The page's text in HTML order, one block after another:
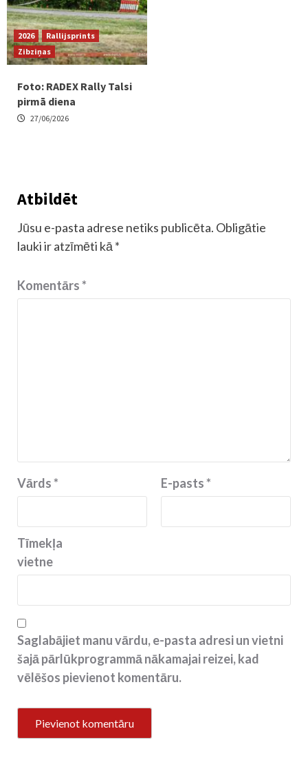
2026
Rallijsprints
Zibziņas
Foto: RADEX Rally Talsi
pirmā diena
27/06/2026
Atbildēt
Jūsu e-pasta adrese netiks publicēta. Obligātie
lauki ir atzīmēti kā *
Komentārs*
Vārds* E-pasts*
Tīmekļa
vietne
Saglabājiet manu vārdu, e-pasta adresi un vietni
šajā pārlūkprogrammā nākamajai reizei, kad
vēlēšos pievienot komentāru.